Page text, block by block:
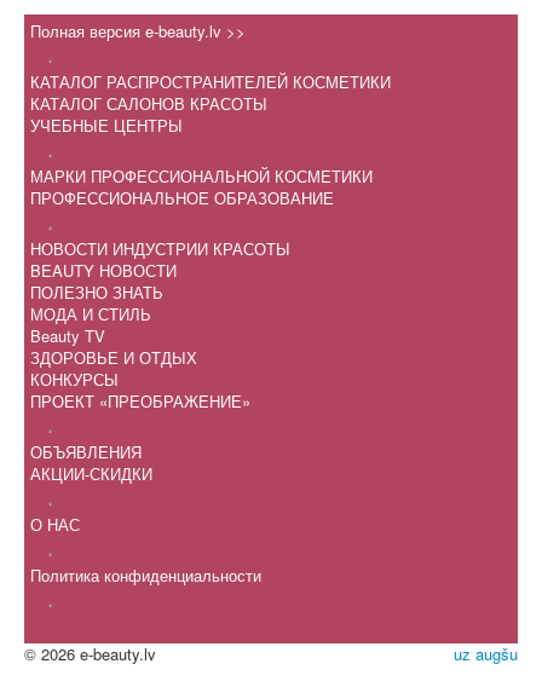
Полная версия e-beauty.lv >>
.
КАТАЛОГ РАСПРОСТРАНИТЕЛЕЙ КОСМЕТИКИ
КАТАЛОГ САЛОНОВ КРАСОТЫ
УЧЕБНЫЕ ЦЕНТРЫ
.
МАРКИ ПРОФЕССИОНАЛЬНОЙ КОСМЕТИКИ
ПРОФЕССИОНАЛЬНОЕ ОБРАЗОВАНИЕ
.
НОВОСТИ ИНДУСТРИИ КРАСОТЫ
BEAUTY НОВОСТИ
ПОЛЕЗНО ЗНАТЬ
МОДА И СТИЛЬ
Beauty TV
ЗДОРОВЬЕ И ОТДЫХ
КОНКУРСЫ
ПРОЕКТ «ПРЕОБРАЖЕНИЕ»
.
ОБЪЯВЛЕНИЯ
АКЦИИ-СКИДКИ
.
О НАС
.
Политика конфиденциальности
.
uz augšu
© 2026 e-beauty.lv